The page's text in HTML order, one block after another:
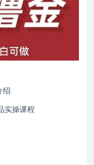
绍
实操课程